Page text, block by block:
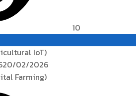
10
IoT)
20/02/2026